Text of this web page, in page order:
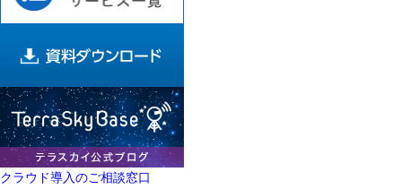
クラウド導入のご相談窓口